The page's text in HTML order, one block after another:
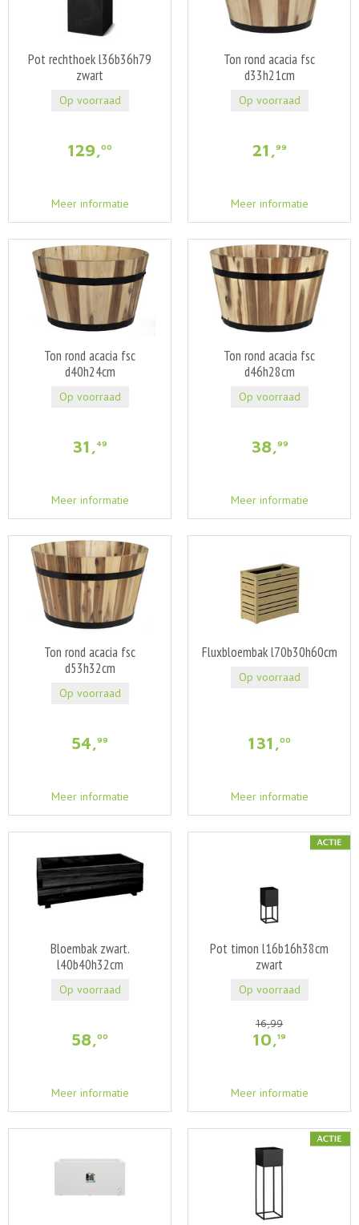
Pot rechthoek l36b36h79
zwart
129,00
Meer informatie
Op voorraad
Ton rond acacia fsc
d33h21cm
21 ,99
Meer informatie
Op voorraad
Ton rond acacia fsc
d40h24cm
31 ,49
Meer informatie
Op voorraad
Ton rond acacia fsc
d46h28cm
38,99
Meer informatie
Op voorraad
Ton rond acacia fsc
d53h32cm
54,99
Meer informatie
Op voorraad
Fluxbloembak l70b30h60cm
131 ,00
Meer informatie
Op voorraad
Bloembak zwart.
l40b40h32cm
58,00
Meer informatie
Op voorraad
Pot timon l16b16h38cm
zwart
16,99
10,19
Meer informatie
Op voorraad